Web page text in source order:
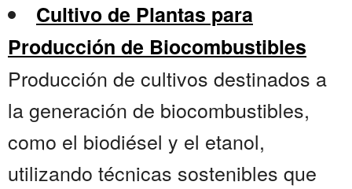
Cultivo de Plantas para
Producción de Biocombustibles
Producción de cultivos destinados a
la generación de biocombustibles,
como el biodiésel y el etanol,
utilizando técnicas sostenibles que